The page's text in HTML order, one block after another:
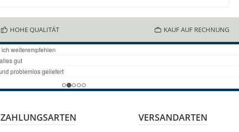
HOHE QUALITÄT KAUF AUF RECHNUNG
VERSANDARTEN
ZAHLUNGSARTEN